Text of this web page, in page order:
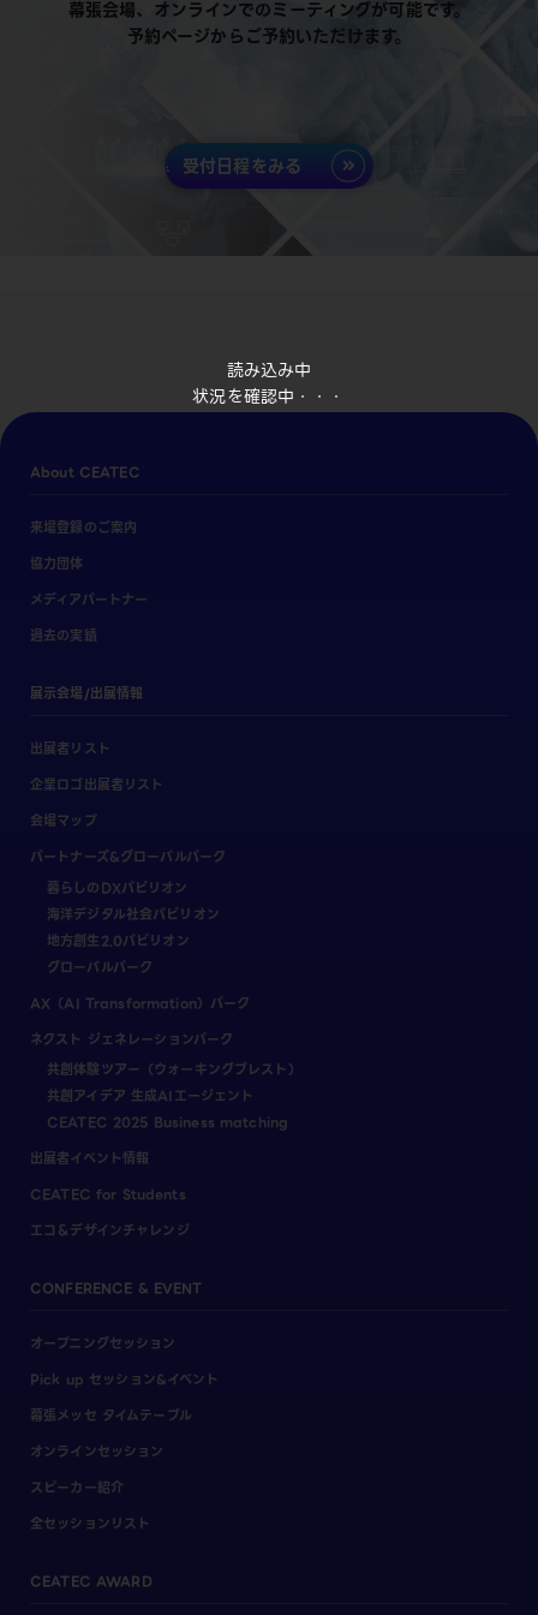
読み込み中
状況を確認中・・・
幕張会場、オンラインでのミーティングが可能です。
予約ページからご予約いただけます。
受付日程をみる
About CEATEC
来場登録のご案内
協力団体
メディアパートナー
過去の実績
展示会場/出展情報
出展者リスト
企業ロゴ出展者リスト
会場マップ
パートナーズ&グローバルパーク
暮らしのDXパビリオン
海洋デジタル社会パビリオン
地方創生2.0パビリオン
グローバルパーク
AX（AI Transformation）パーク
ネクスト ジェネレーションパーク
共創体験ツアー（ウォーキングブレスト）
共創アイデア 生成AIエージェント
CEATEC 2025 Business matching
出展者イベント情報
CEATEC for Students
エコ＆デザインチャレンジ
CONFERENCE & EVENT
オープニングセッション
Pick up セッション&イベント
幕張メッセ タイムテーブル
オンラインセッション
スピーカー紹介
全セッションリスト
CEATEC AWARD